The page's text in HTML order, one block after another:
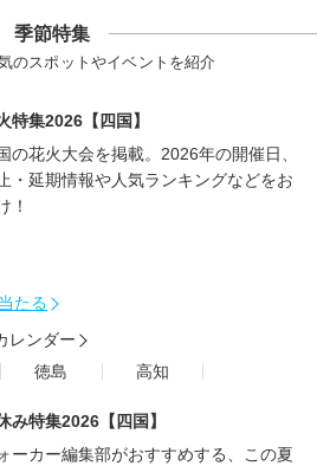
季節特集
のスポットやイベントを紹介
特集2026【四国】
の花火大会を掲載。2026年の開催日、
・延期情報や人気ランキングなどをお
！
たる
レンダー
徳島 高知
み特集2026【四国】
ーカー編集部がおすすめする、この夏